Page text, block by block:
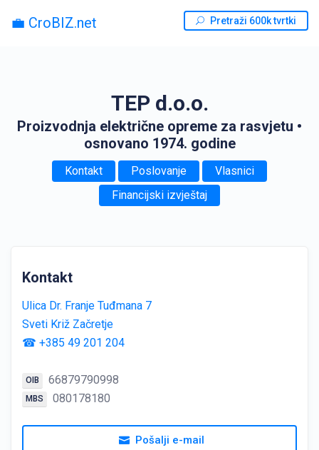
💼 CroBIZ.net Pretraži 600k tvrtki
TEP d.o.o.
Proizvodnja električne opreme za rasvjetu •
osnovano 1974. godine
Kontakt Poslovanje
Vlasnici
Financijski izvještaj
Kontakt
Ulica Dr. Franje Tuđmana 7
Sveti Križ Začretje
☎ +385 49 201 204
OIB 66879790998
MBS 080178180
Pošalji e-mail